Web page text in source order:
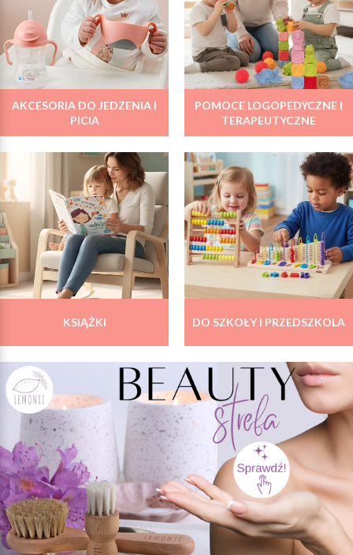
AKCESORIA DO JEDZENIA I
PICIA
POMOCE LOGOPEDYCZNE I
TERAPEUTYCZNE
KSIĄŻKI DO SZKOŁY I PRZEDSZKOLA